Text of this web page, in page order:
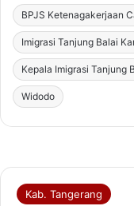
BPJS Ketenagakerjaan
Imigrasi Tanjung Balai
Kepala Imigrasi Tanjung
Widodo